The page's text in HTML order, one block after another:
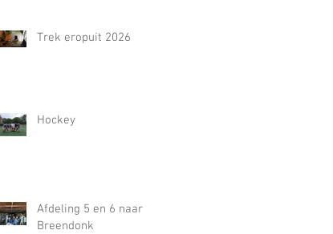
Trek eropuit 2026
Hockey
Afdeling 5 en 6 naar
Breendonk